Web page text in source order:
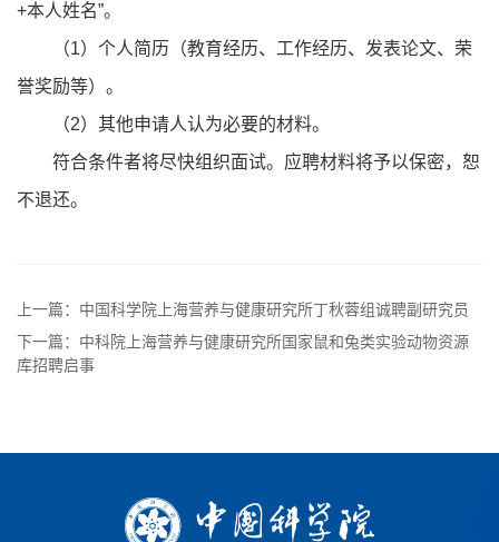
+本人姓名”。
（1）个人简历（教育经历、工作经历、发表论文、荣
誉奖励等）。
（2）其他申请人认为必要的材料。
符合条件者将尽快组织面试。应聘材料将予以保密，恕
不退还。
上一篇：中国科学院上海营养与健康研究所丁秋蓉组诚聘副研究员
下一篇：中科院上海营养与健康研究所国家鼠和兔类实验动物资源
库招聘启事